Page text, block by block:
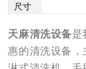
尺寸
天麻清洗设备是
惠的清洗设备，